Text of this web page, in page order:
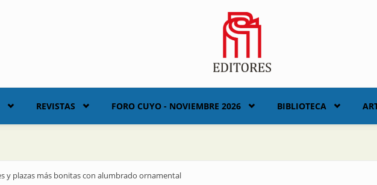
REVISTAS FORO CUYO - NOVIEMBRE 2026 BIBLIOTECA
y plazas más bonitas con alumbrado ornamental